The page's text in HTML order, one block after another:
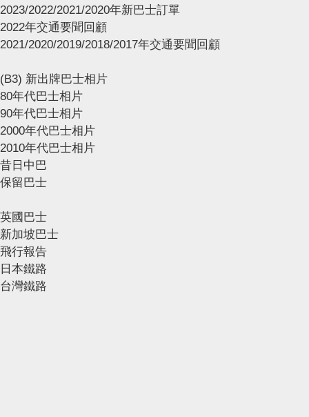
2023/2022/2021/2020年新巴士訂單
2022年交通要聞回顧
2021/2020/2019/2018/2017年交通要聞回顧
(B3) 新出牌巴士相片
80年代巴士相片
90年代巴士相片
2000年代巴士相片
2010年代巴士相片
昔日中巴
保留巴士
英國巴士
新加坡巴士
飛行報告
日本鐵路
台灣鐵路